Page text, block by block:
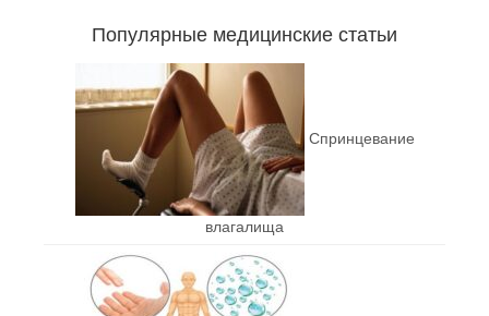
Популярные медицинские статьи
Спринцевание
влагалища